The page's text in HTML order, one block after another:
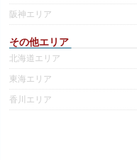
阪神エリア
その他エリア
北海道エリア
東海エリア
香川エリア